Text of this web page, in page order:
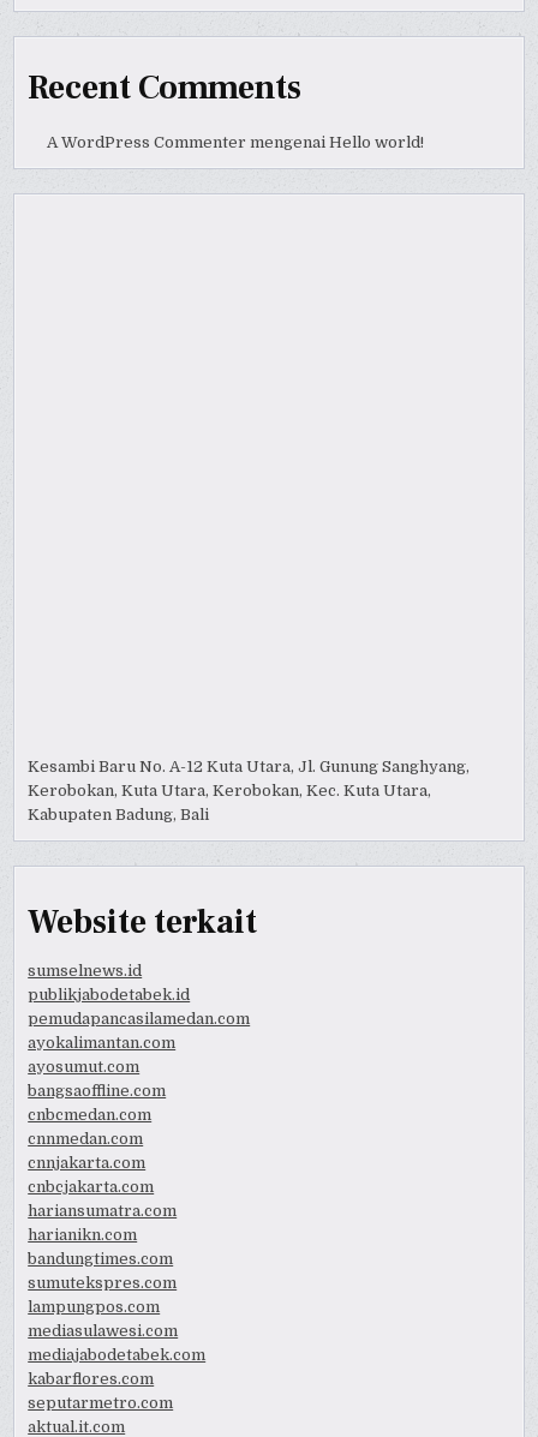
Recent Comments
A WordPress Commenter mengenai Hello world!
Kesambi Baru No. A-12 Kuta Utara, Jl. Gunung Sanghyang,
Kerobokan, Kuta Utara, Kerobokan, Kec. Kuta Utara,
Kabupaten Badung, Bali
Website terkait
sumselnews.id
publikjabodetabek.id
pemudapancasilamedan.com
ayokalimantan.com
ayosumut.com
bangsaoffline.com
cnbcmedan.com
cnnmedan.com
cnnjakarta.com
cnbcjakarta.com
hariansumatra.com
harianikn.com
bandungtimes.com
sumutekspres.com
lampungpos.com
mediasulawesi.com
mediajabodetabek.com
kabarflores.com
seputarmetro.com
aktual.it.com